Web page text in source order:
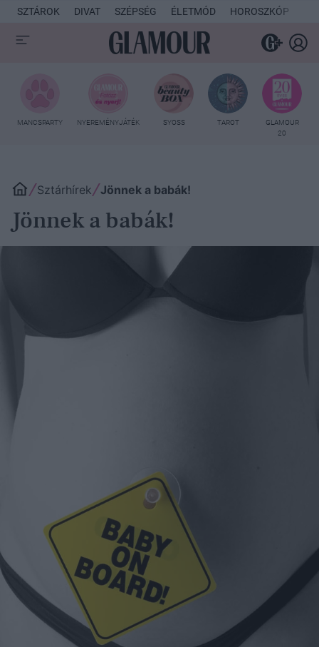
SZTÁROK DIVAT SZÉPSÉG ÉLETMÓD HOROSZKÓP
MANCSPARTY NYEREMÉNYJÁTÉK SYOSS TAROT
GLAMOUR
20
Sztárhírek Jönnek a babák!
Jönnek a babák!